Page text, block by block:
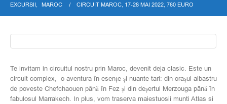
EXCURSII, MAROC CIRCUIT MAROC, 17-28 MAI 2022, 760 EURO
Te invitam in circuitul nostru prin Maroc, devenit deja clasic. Este un
circuit complex, o aventura în esențe și nuante tari: din orașul albastru
de poveste Chefchaouen până în Fez și din deșertul Merzouga până în
fabulosul Marrakech. In plus, vom traserva maiestuosii munti Atlas si